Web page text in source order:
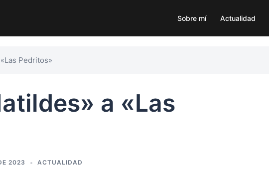
Sobre mí Actualidad
Pedritos»
a «Las
2023 ACTUALIDAD